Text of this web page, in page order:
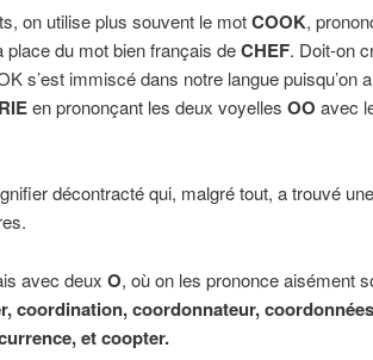
on utilise plus souvent le motCOOK,
place du mot bien français deCHEF. Doit-on
s’est immiscé dans notre langue puisqu’on
en prononçant les deux voyelles OO avec
décontracté qui, malgré tout, a trouvé
avec deux O, où on les prononce aisément
coordination, coordonnateur,
et coopter.